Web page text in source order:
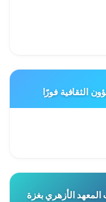
الثقافية فورًا
المعهد الأزهري بغزة